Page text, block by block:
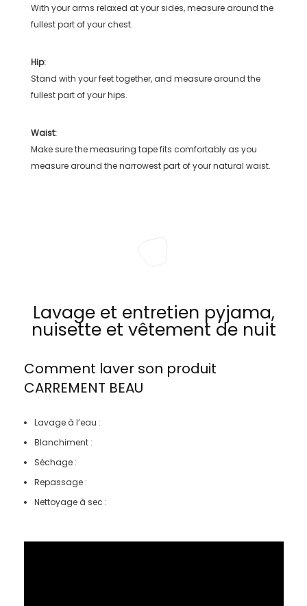
With your arms relaxed at your sides, measure around the
fullest part of your chest.
Hip:
Stand with your feet together, and measure around the
fullest part of your hips.
Waist:
Make sure the measuring tape fits comfortably as you
measure around the narrowest part of your natural waist.
Lavage et entretien pyjama,
nuisette et vêtement de nuit
Comment laver son produit
CARREMENT BEAU
Lavage à l’eau :
Blanchiment :
Séchage :
Repassage :
Nettoyage à sec :